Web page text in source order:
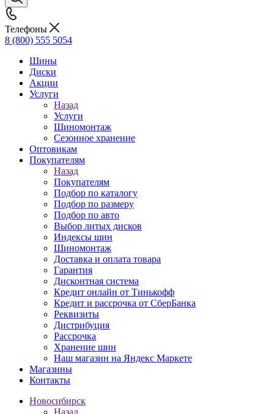
Телефоны
8 (800) 555 5054
Шины
Диски
Акции
Услуги
Назад
Услуги
Шиномонтаж
Сезонное хранение
Оптовикам
Покупателям
Назад
Покупателям
Подбор по каталогу
Подбор по размеру
Подбор по авто
Выбор литых дисков
Индексы шин
Шиномонтаж
Доставка и оплата товара
Гарантия
Дисконтная система
Кредит онлайн от Тинькофф
Кредит и рассрочка от СберБанка
Реквизиты
Дистрибуция
Рассрочка
Хранение шин
Наш магазин на Яндекс Маркете
Магазины
Контакты
Новосибирск
Назад